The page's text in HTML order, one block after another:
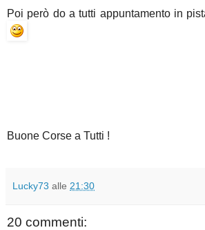
Poi però do a tutti appuntamento in
Buone Corse a Tutti !
Lucky73 alle 21:30
20 commenti: